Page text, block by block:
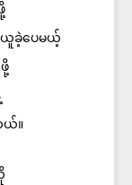
ယူခဲ့ပေမယ့်
ယ်။